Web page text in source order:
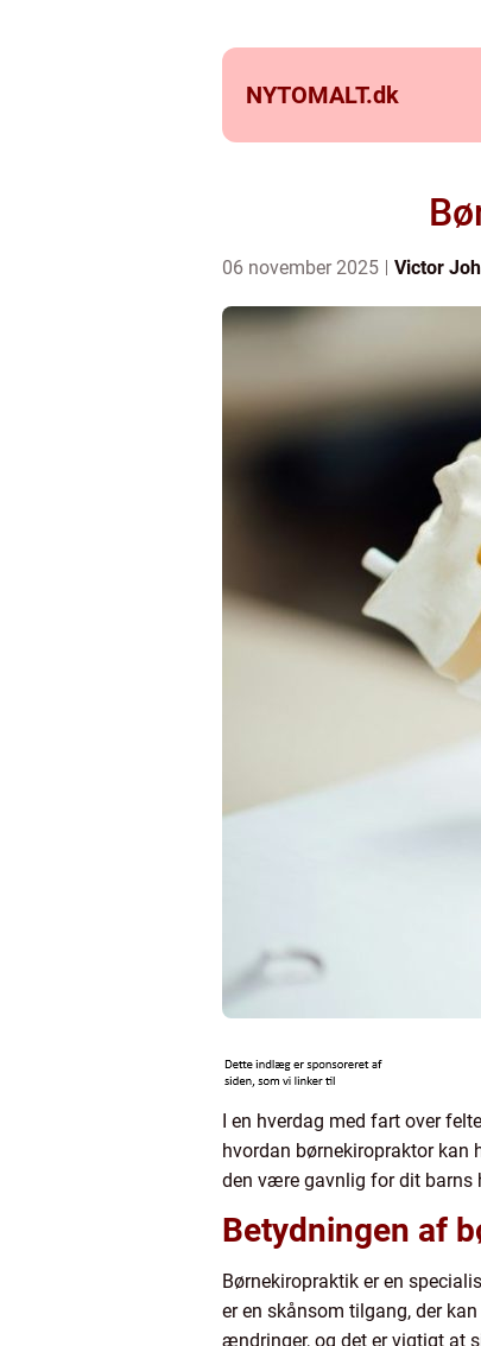
NYTOMALT.dk
06 november 2025 Victor
I en hverdag med fart over
hvordan børnekiropraktor
den være gavnlig for dit barns
Betydningen af
Børnekiropraktik er en
er en skånsom tilgang, der
ændringer, og det er vigtigt at